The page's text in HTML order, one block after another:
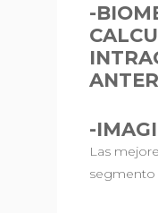
-
-
Las
segmento